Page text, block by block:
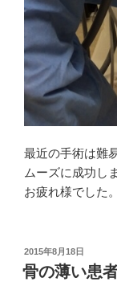
最近の手術は難
ムーズに成功し
お疲れ様でした。
投
稿
日:
2015年8月18日
骨の薄い患